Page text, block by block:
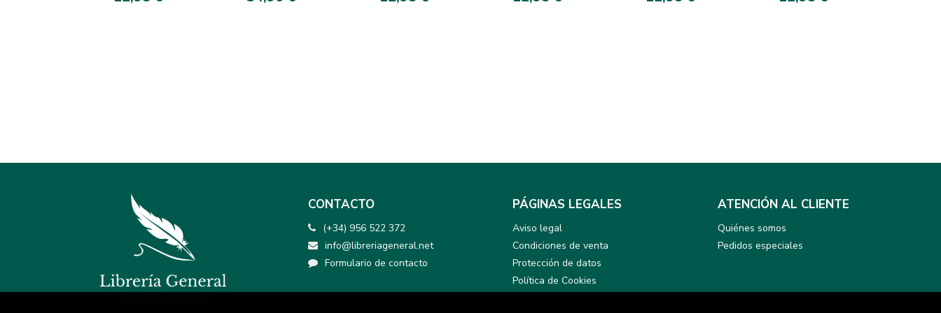
CONTACTO
(+34) 956 522 372
info@libreriageneral.net
Formulario de contacto
PÁGINAS LEGALES
Aviso legal
Condiciones de venta
Protección de datos
Política de Cookies
ATENCIÓN AL CLIENTE
Quiénes somos
Pedidos especiales